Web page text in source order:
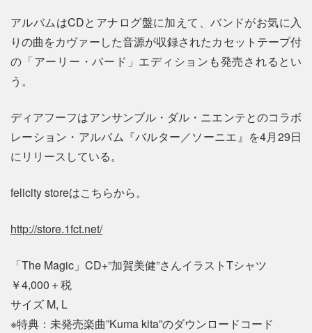
アルバムはCDとアナログ盤に加えて、バンドがお気に入
りの曲をカヴァーした音源が収録されたカセットテープ付
の「アーリー・バード」エディションも発売されるとい
う。
ディアフーフはアンサンブル・ダル・ニエンテとのコラボ
レーション・アルバム『バルター／ソーニエ』を4月29日
にリリースしている。
felicity storeはこちらから。
http://store.1fct.net/
「The Magic」CD+”加賀美健”さんイラストTシャツ
￥4,000＋税
サイズ M, L
※特典：未発売楽曲”Kuma kita”のダウンロードコード